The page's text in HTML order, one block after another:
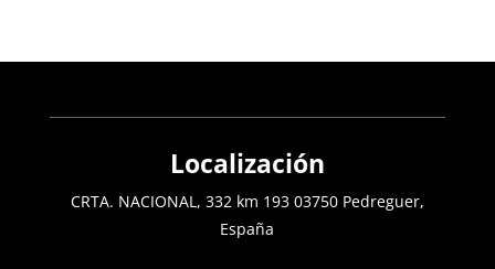
Localización
CRTA. NACIONAL, 332 km 193 03750 Pedreguer,
España